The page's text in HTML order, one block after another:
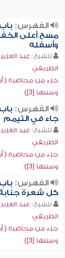
الفهرس:
مسح أعلى
وأسفله
للشيخ: عبد
الطريفي
جزء من محاضرة (
وسننها [3])
الفهرس:
جاء في التيمم
للشيخ: عبد
الطريفي
جزء من محاضرة (
وسننها [3])
الفهرس:
كل شعرة
للشيخ: عبد
الطريفي
جزء من محاضرة (
وسننها [3])